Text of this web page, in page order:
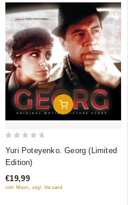
In Den Warenkorb
5
Yuri Poteyenko. Georg (Limited
Edition)
€19,99
inkl. Mwst., zzgl. Versand